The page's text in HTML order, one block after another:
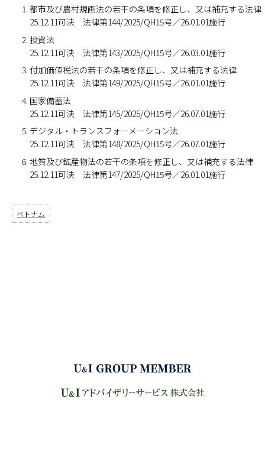
都市及び農村規画法の若干の条項を修正し、又は補充する法律
25.12.11可決 法律第144/2025/QH15号／26.01.01施行
投資法
25.12.11可決 法律第143/2025/QH15号／26.03.01施行
付加価値税法の若干の条項を修正し、又は補充する法律
25.12.11可決 法律第149/2025/QH15号／26.01.01施行
国家備蓄法
25.12.11可決 法律第145/2025/QH15号／26.07.01施行
デジタル・トランスフォーメーション法
25.12.11可決 法律第148/2025/QH15号／26.07.01施行
地質及び鉱産物法の若干の条項を修正し、又は補充する法律
25.12.11可決 法律第147/2025/QH15号／26.01.01施行
ベトナム